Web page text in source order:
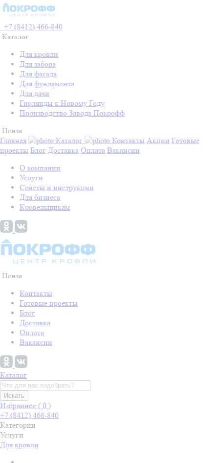
+7 (8412) 466-840
Каталог
Для кровли
Для забора
Для фасада
Для фундамента
Для дачи
Гирлянды к Новому Году
Производство Завода Покрофф
Пенза
Главная
Каталог Контакты Акции Готовые
проекты Блог Доставка Оплата Вакансии
О компании
Услуги
Советы и инструкции
Для бизнеса
Кровельщикам
Пенза
Контакты
Готовые проекты
Блог
Доставка
Оплата
Вакансии
Каталог
Искать
Избранное ( 0 )
+7 (8412) 466-840
Категории
Услуги
Для кровли